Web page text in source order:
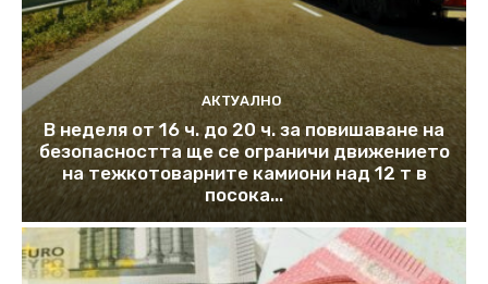
АКТУАЛНО
В неделя от 16 ч. до 20 ч. за повишаване на
безопасността ще се ограничи движението
на тежкотоварните камиони над 12 т в
посока...